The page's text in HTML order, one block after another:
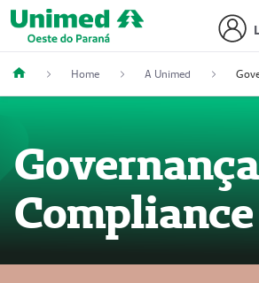
Home A Unimed
Compliance